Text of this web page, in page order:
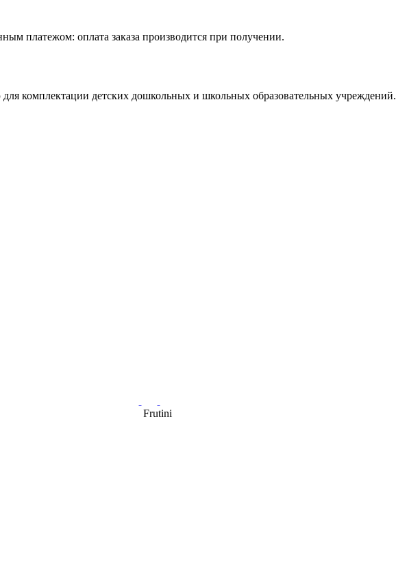
платежом: оплата заказа производится при получении.
комплектации детских дошкольных и школьных образовательных учреждений.
Frutini